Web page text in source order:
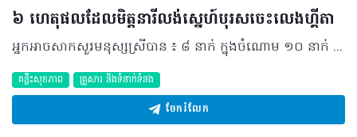
៦ ហេតុផលដែលមិត្តនារីលង់ស្នេហ៍បុរសចេះលេងហ្គីតា
អ្នកអាចសាកសួរមនុស្សស្រីបាន ៖ ៨ នាក់ ក្នុងចំណោម ១០ នាក់ នឹងនិយាយថា បុរសដែលចេះលេងហ្គីតា គឺជាបុរសដែលគួរឲ្យទាក់ទាញជាទីបំផុត។ ជាការពិត មនុស្សស្រីភាគច្រើន លង់ស្រឡាញ់បុរស ដែលចេះលេងឧបករណ៍តន្រ្តី ចម្អិនម្ហូបអាហារ និងអាចធ្វើកិច្ចការណា ដែលបុរសភាគច្រើនពិបាកធ្វើ។ មូលហេតុដែលមនុស្សស្រី ស្រឡាញ់អ្នកលេងហ្គីតា៖ #១ ការលេងហ្គីតា ត្រូវការជំនាញ និងភាពឆ្លាតវាងវៃ ដូច្នេះបុរសដែលអាចលេងវាបាន មិនមែនជាបុរសធម្មតានោះទេ ទាល់តែមានដុង និងជំនាញ ពិតប្រាកដ ទើបអាចរៀនឆាប់ចេះ។ #២ បុរសដែលលេងហ្គីតា អាចទាក់ចិត្តមនុស្សម្នានៅក្នុងក្រុម មិនថាមនុស្សស្រី ឬមនុស្សប្រុសឡើយ មានន័យថាគេនឹងលេចធ្លោជាងគេ និងមានអំណាច ជាងគេ។ #៣ តន្ត្រី អាចជួយបំបាត់ និងដោះស្រាយបញ្ហាបានជាច្រើន។ បុរសដែលចូលចិត្តលេងហ្គីតា ភាគច្រើន ចិត្តទន់ ប្រើអារម្មណ៍ និងមានមនោសញ្ចេតនា ច្រើន។ #៤ អ្នកចេះលេងហ្គីតា មានមិនច្រើននោះទេ ដូច្នេះមនុស្សស្រីតែងតែក្តោបឱកាសដ៏ល្អនេះ រកមនុស្សដែលមិនងាយនឹងរក រកមនុស្សដែលមានចំណេះដឹង និងជំនាញពិតប្រាកដ។ #៥ ហ្គីតា ធ្វើឲ្យមនុស្សម្នាក់ ក្លាយជាតារា ឬមនុស្សដែលនៅជុំវិញខ្លួនប៉ងប្រាថ្នា។ #៦ ការសិក្សាបង្ហាញថា តន្រ្តីករភាគច្រើន ពូកែយកចិត្ត និងពូកែរឿងលើគ្រែ៕ ©2017 រក្សាសិទ្ធិគ្រប់យ៉ាង​ដោយ Health Time Corporation ចំពោះគ្រប់អត្ថបទដោយគ្មានផ្នែកណាមួយត្រូវបោះពុម្ពផ្សាយចូល ប្រព័ន្ធអ៊ីនធឺណែត ឧបករណ៍អេឡិចត្រូនិក អាត់ជាសំឡេងឬថតចំលងគ្រប់រូបភាពដោយគ្មានការអនុញ្ញាតឡើយ។
គន្លឹះសុខភាព គ្រួសារ​ និងទំនាក់ទំនង
ចែករំលែក